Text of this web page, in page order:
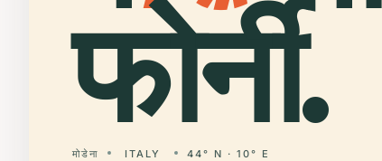
फोर्नी.
मोडेना ITALY 44° N · 10° E